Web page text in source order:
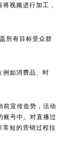
视频进行加工，
所有目标受众群
例如消费品、时
前宣传造势，活动
账号中。对直播过
常短的营销过程拉